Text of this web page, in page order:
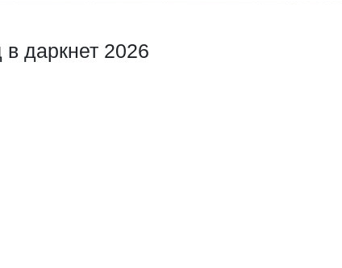
даркнет 2026